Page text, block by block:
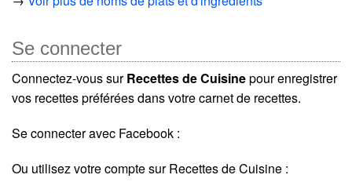
Se connecter
Connectez-vous surRecettes de Cuisinepour enregistrer
vos recettes préférées dans votre carnet de recettes.
Se connecter avec Facebook :
Ou utilisez votre compte sur Recettes de Cuisine :